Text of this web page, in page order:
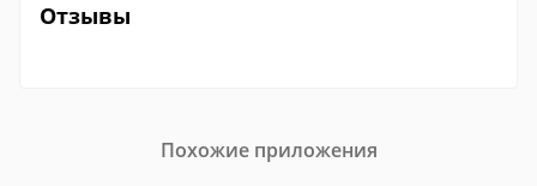
Отзывы
Похожие приложения